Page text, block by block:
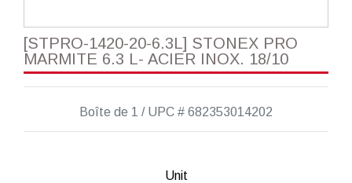
[STPRO-1420-20-6.3L] STONEX PRO
MARMITE 6.3 L- ACIER INOX. 18/10
Boîte de 1 / UPC # 682353014202
Unit